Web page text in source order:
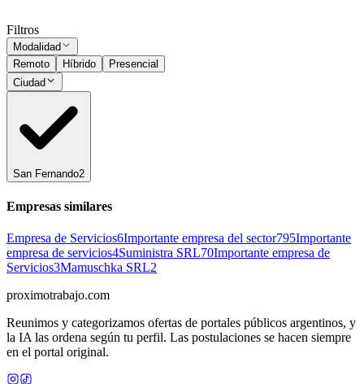
Filtros
Modalidad
Remoto
Híbrido
Presencial
Ciudad
San Fernando2
Empresas similares
Empresa de Servicios6Importante empresa del sector795Importante
empresa de servicios4Suministra SRL70Importante empresa de
Servicios3Mamuschka SRL2
proximotrabajo.com
Reunimos y categorizamos ofertas de portales públicos argentinos, y
la IA las ordena según tu perfil. Las postulaciones se hacen siempre
en el portal original.